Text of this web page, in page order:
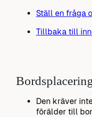
Ställ en fråga
Tillbaka till
Den kräver
förälder till